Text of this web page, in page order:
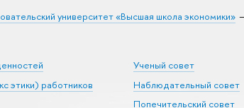
университет «Высшая школа экономики»
этики) работников
Ученый совет
Наблюдательный совет
Попечительский совет